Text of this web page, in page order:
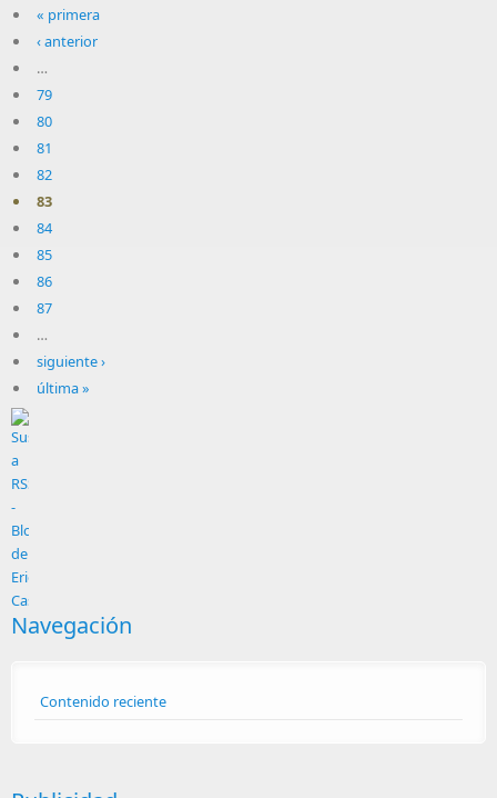
« primera
‹ anterior
…
79
80
81
82
83
84
85
86
87
…
siguiente ›
última »
Navegación
Contenido reciente